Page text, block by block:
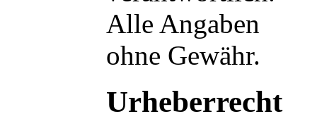
Alle Angaben
ohne Gewähr.
Urheberrecht